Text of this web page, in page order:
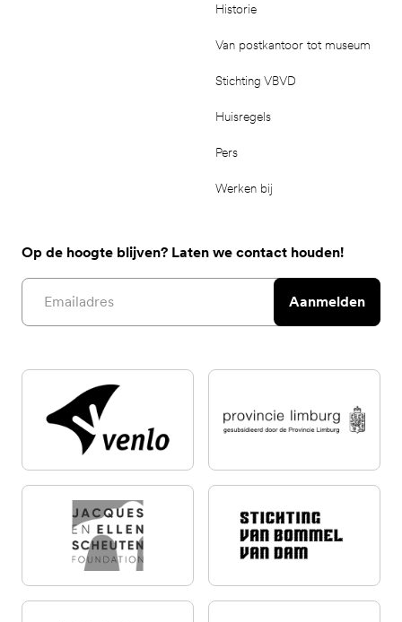
Historie
Van postkantoor tot museum
Stichting VBVD
Huisregels
Pers
Werken bij
Op de hoogte blijven? Laten we contact houden!
Email address
Aanmelden